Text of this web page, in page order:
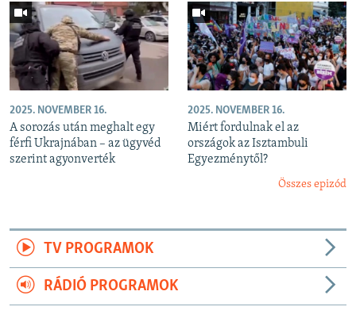
2025. NOVEMBER 16.
A sorozás után meghalt egy
férfi Ukrajnában – az ügyvéd
szerint agyonverték
2025. NOVEMBER 16.
Miért fordulnak el az
országok az Isztambuli
Egyezménytől?
Összes epizód
TV PROGRAMOK
RÁDIÓ PROGRAMOK